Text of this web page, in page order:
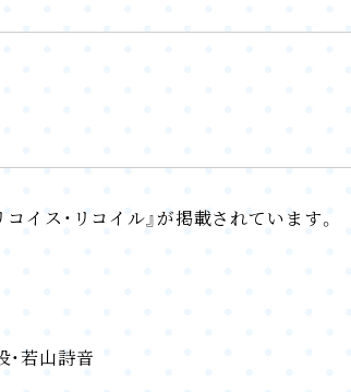
イス・リコイル』が掲載されています。
若山詩音